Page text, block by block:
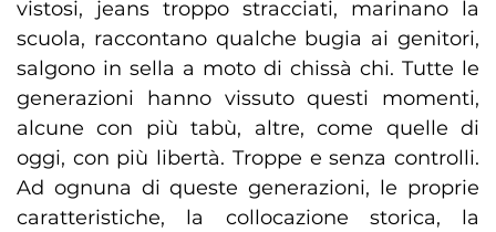
vistosi, jeans troppo stracciati, marinano la
scuola, raccontano qualche bugia ai genitori,
salgono in sella a moto di chissà chi. Tutte le
generazioni hanno vissuto questi momenti,
alcune con più tabù, altre, come quelle di
oggi, con più libertà. Troppe e senza controlli.
Ad ognuna di queste generazioni, le proprie
caratteristiche, la collocazione storica, la